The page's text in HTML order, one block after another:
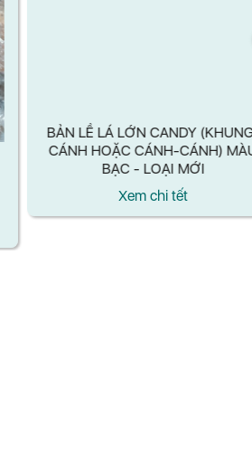
BẢN LỀ LÁ LỚN CANDY (KHUNG-
CÁNH HOẶC CÁNH-CÁNH) MÀU
BẠC - LOẠI MỚI